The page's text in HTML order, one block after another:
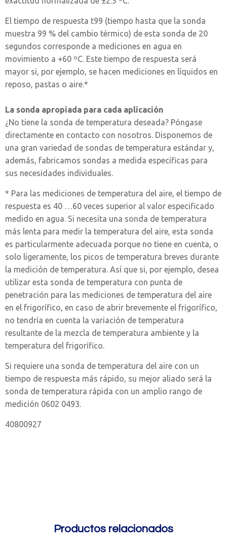
El tiempo de respuesta t99 (tiempo hasta que la sonda
muestra 99 % del cambio térmico) de esta sonda de 20
segundos corresponde a mediciones en agua en
movimiento a +60 ºC. Este tiempo de respuesta será
mayor si, por ejemplo, se hacen mediciones en líquidos en
reposo, pastas o aire.*
La sonda apropiada para cada aplicación
¿No tiene la sonda de temperatura deseada? Póngase
directamente en contacto con nosotros. Disponemos de
una gran variedad de sondas de temperatura estándar y,
además, fabricamos sondas a medida específicas para
sus necesidades individuales.
* Para las mediciones de temperatura del aire, el tiempo de
respuesta es 40 …60 veces superior al valor especificado
medido en agua. Si necesita una sonda de temperatura
más lenta para medir la temperatura del aire, esta sonda
es particularmente adecuada porque no tiene en cuenta, o
solo ligeramente, los picos de temperatura breves durante
la medición de temperatura. Así que si, por ejemplo, desea
utilizar esta sonda de temperatura con punta de
penetración para las mediciones de temperatura del aire
en el frigorífico, en caso de abrir brevemente el frigorífico,
no tendría en cuenta la variación de temperatura
resultante de la mezcla de temperatura ambiente y la
temperatura del frigorífico.
Si requiere una sonda de temperatura del aire con un
tiempo de respuesta más rápido, su mejor aliado será la
sonda de temperatura rápida con un amplio rango de
medición 0602 0493.
40800927
Productos relacionados